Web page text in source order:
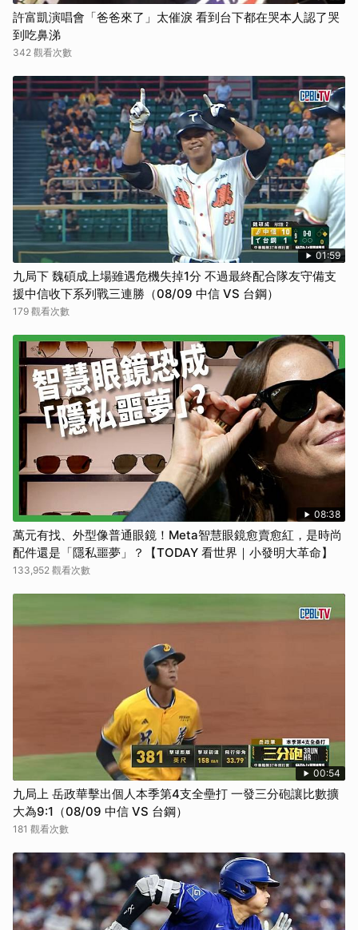
許富凱演唱會「爸爸來了」太催淚 看到台下都在哭本人認了哭
到吃鼻涕
342 觀看次數
01:59
九局下 魏碩成上場雖遇危機失掉1分 不過最終配合隊友守備支
援中信收下系列戰三連勝（08/09 中信 VS 台鋼）
179 觀看次數
08:38
萬元有找、外型像普通眼鏡！Meta智慧眼鏡愈賣愈紅，是時尚
配件還是「隱私噩夢」？【TODAY 看世界｜小發明大革命】
133,952 觀看次數
00:54
九局上 岳政華擊出個人本季第4支全壘打 一發三分砲讓比數擴
大為9:1（08/09 中信 VS 台鋼）
181 觀看次數